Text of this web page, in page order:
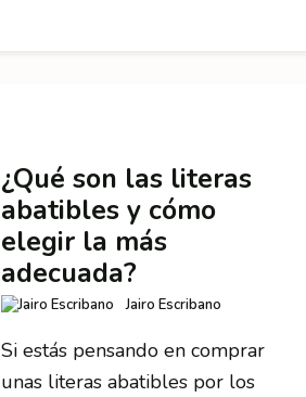
¿Qué son las literas
abatibles y cómo
elegir la más
adecuada?
Jairo Escribano
Si estás pensando en comprar
unas literas abatibles por los